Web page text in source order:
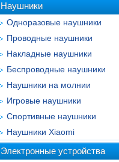
Наушники
Одноразовые наушники
Проводные наушники
Накладные наушники
Беспроводные наушники
Наушники на молнии
Игровые наушники
Спортивные наушники
Наушники Xiaomi
Электронные устройства